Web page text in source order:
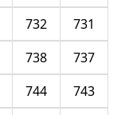
731
732
737
738
743
744